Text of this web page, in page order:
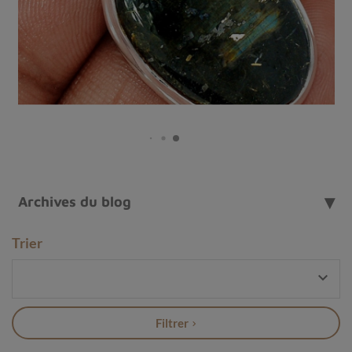
Lechrysobéryl œil de chatest une variété de la famille
des
qui tire son nom de l'apparence
Archives du blog
Trier

Filtrer